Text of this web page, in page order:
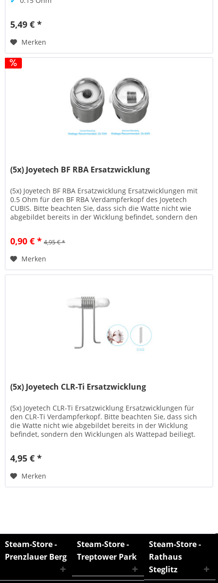
5,49 € *
Merken
(5x) Joyetech BF RBA Ersatzwicklung
(5x) Joyetech BF RBA Ersatzwicklung Ersatzwicklungen mit
0.5 Ohm für den BF RBA Verdampferkopf des Joyetech
CUBIS. Bitte beachten Sie, dass sich die Watte nicht wie
abgebildet bereits in der Wicklung befindet, sondern den
0,90 € * 4,95 € *
Merken
(5x) Joyetech CLR-Ti Ersatzwicklung
(5x) Joyetech CLR-Ti Ersatzwicklung Ersatzwicklungen für
den CLR-Ti Verdampferkopf. Bitte beachten Sie, dass sich
die Watte nicht wie abgebildet bereits in der Wicklung
befindet, sondern den Wicklungen als Wattepad beiliegt.
4,95 € *
Merken
Steam-Store -
Prenzlauer Berg
Steam-Store -
Treptower Park
Steam-Store -
Rathaus
Steglitz